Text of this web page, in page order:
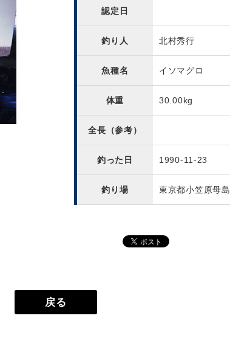
認定日
釣り人 北村秀行
魚種名 イソマグロ
体重 30.00kg
全長（参考）
釣った日 1990-11-23
釣り場 東京都小笠原母島
戻る